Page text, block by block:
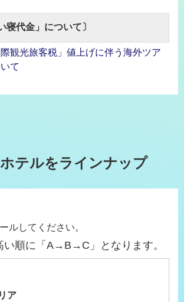
寝代金」について〕
際観光旅客税」値上げに伴う海外ツア
て
テルをラインナップ
ルしてください。
い順に「A→B→C」となります。
ア